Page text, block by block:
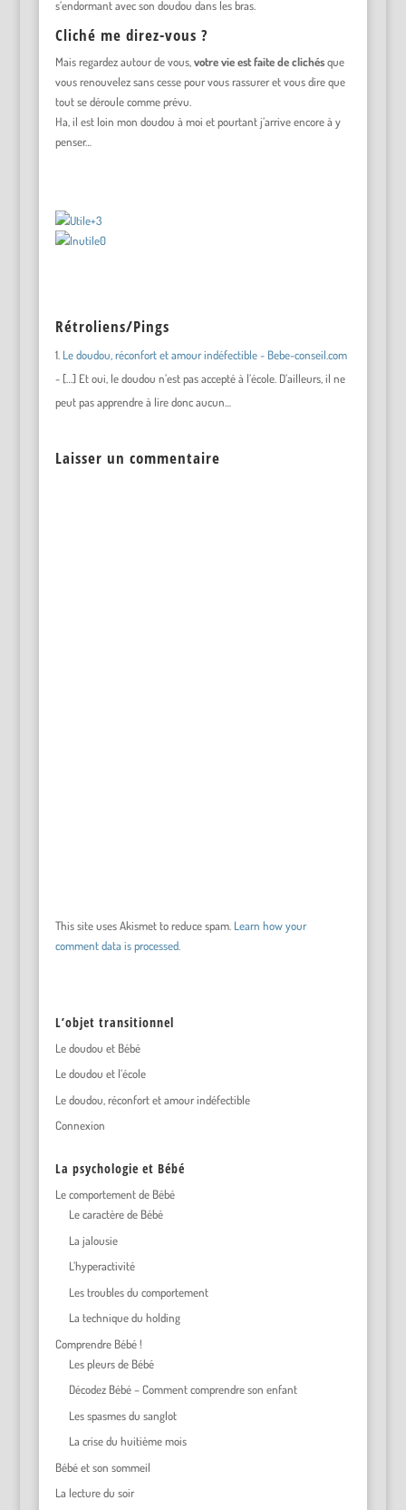
s’endormant avec son doudou dans les bras.
Cliché me direz-vous ?
Mais regardez autour de vous, votre vie est faite de clichésque
vous renouvelez sans cesse pour vous rassurer et vous dire que
tout se déroule comme prévu.
Ha, il est loin mon doudou à moi et pourtant j’arrive encore à y
penser…
+3
0
Rétroliens/Pings
Le doudou, réconfort et amour indéfectible - Bebe-conseil.com
- […] Et oui, le doudou n’est pas accepté à l’école. D’ailleurs, il ne
peut pas apprendre à lire donc aucun…
Laisser un commentaire
This site uses Akismet to reduce spam. Learn how your
comment data is processed.
L’objet transitionnel
Le doudou et Bébé
Le doudou et l’école
Le doudou, réconfort et amour indéfectible
Connexion
La psychologie et Bébé
Le comportement de Bébé
Le caractère de Bébé
La jalousie
L’hyperactivité
Les troubles du comportement
La technique du holding
Comprendre Bébé !
Les pleurs de Bébé
Décodez Bébé – Comment comprendre son enfant
Les spasmes du sanglot
La crise du huitième mois
Bébé et son sommeil
La lecture du soir